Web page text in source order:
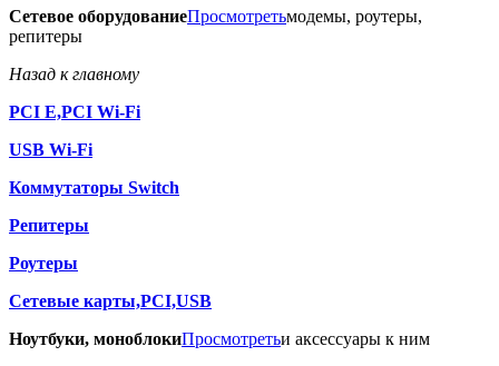
Сетевое оборудованиеПросмотретьмодемы, роутеры,
репитеры
Назад к главному
PCI E,PCI Wi-Fi
USB Wi-Fi
Коммутаторы Switch
Репитеры
Роутеры
Сетевые карты,PCI,USB
Ноутбуки, моноблокиПросмотретьи аксессуары к ним